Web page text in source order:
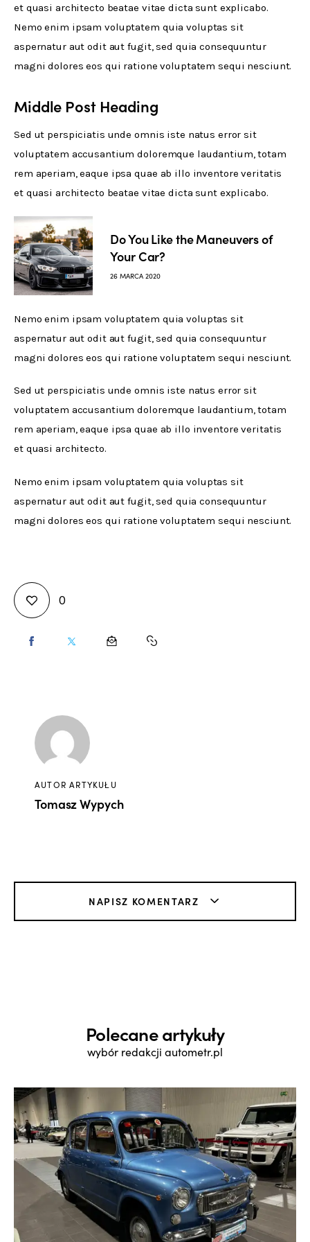
et quasi architecto beatae vitae dicta sunt explicabo.
Nemo enim ipsam voluptatem quia voluptas sit
aspernatur aut odit aut fugit, sed quia consequuntur
magni dolores eos qui ratione voluptatem sequi nesciunt.
Middle Post Heading
Sed ut perspiciatis unde omnis iste natus error sit
voluptatem accusantium doloremque laudantium, totam
rem aperiam, eaque ipsa quae ab illo inventore veritatis
et quasi architecto beatae vitae dicta sunt explicabo.
Do You Like the Maneuvers of
Your Car?
26 MARCA 2020
Nemo enim ipsam voluptatem quia voluptas sit
aspernatur aut odit aut fugit, sed quia consequuntur
magni dolores eos qui ratione voluptatem sequi nesciunt.
Sed ut perspiciatis unde omnis iste natus error sit
voluptatem accusantium doloremque laudantium, totam
rem aperiam, eaque ipsa quae ab illo inventore veritatis
et quasi architecto.
Nemo enim ipsam voluptatem quia voluptas sit
aspernatur aut odit aut fugit, sed quia consequuntur
magni dolores eos qui ratione voluptatem sequi nesciunt.
0
AUTOR ARTYKUŁU
Tomasz Wypych
NAPISZ KOMENTARZ
Polecane artykuły
wybór redakcji autometr.pl